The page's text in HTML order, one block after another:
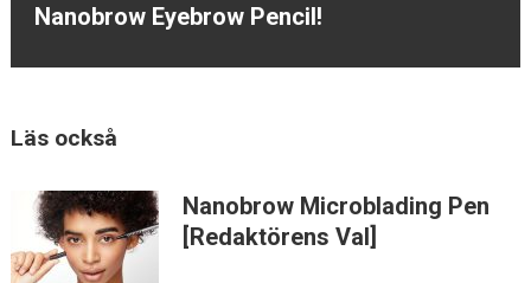
Nanobrow Eyebrow Pencil!
Läs också
Nanobrow Microblading Pen
[Redaktörens Val]